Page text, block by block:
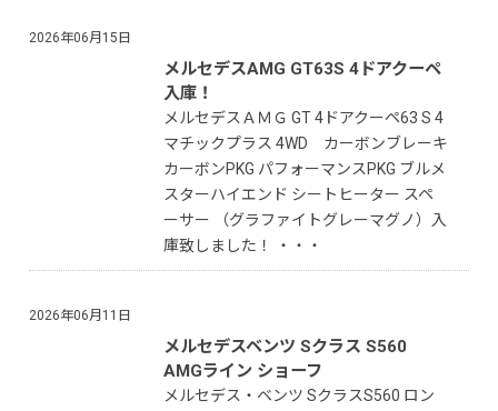
メルセデスAMG GT63S 4ドアクーペ
入庫！
メルセデスＡＭＧ GT 4ドアクーペ63 S 4
マチックプラス 4WD カーボンブレーキ
カーボンPKG パフォーマンスPKG ブルメ
スターハイエンド シートヒーター スペ
ーサー （グラファイトグレーマグノ）入
庫致しました！ ・・・
2026年06月15日
メルセデスベンツ Sクラス S560
AMGライン ショーフ
メルセデス・ベンツ SクラスS560 ロン
2026年06月11日